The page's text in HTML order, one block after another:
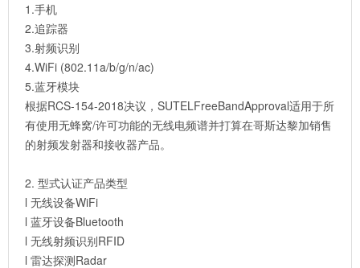
1.手机
2.追踪器
3.射频识别
4.WiFi (802.11a/b/g/n/ac)
5.蓝牙模块
根据RCS-154-2018决议，SUTELFreeBandApproval适用于所
有使用无蜂窝/许可功能的无线电频谱并打算在哥斯达黎加销售
的射频发射器和接收器产品。
2. 型式认证产品类型
l 无线设备WiFi
l 蓝牙设备Bluetooth
l 无线射频识别RFID
l 雷达探测Radar